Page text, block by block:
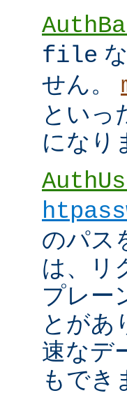
file
せん。
といっ
になり
のパス
は、リ
プレー
とがあ
速なデ
もでき